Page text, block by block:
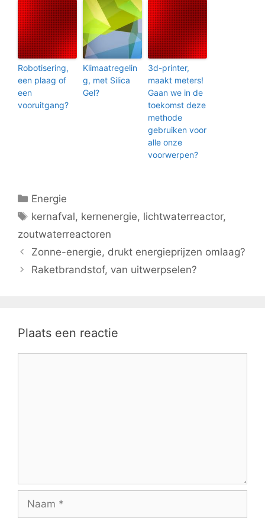
Robotisering,
een plaag of
een
vooruitgang?
Klimaatregelin
g, met Silica
Gel?
3d-printer,
maakt meters!
Gaan we in de
toekomst deze
methode
gebruiken voor
alle onze
voorwerpen?
Categorieën
Energie
Tags
kernafval, kernenergie, lichtwaterreactor,
zoutwaterreactoren
Zonne-energie, drukt energieprijzen omlaag?
Raketbrandstof, van uitwerpselen?
Plaats een reactie
Naam